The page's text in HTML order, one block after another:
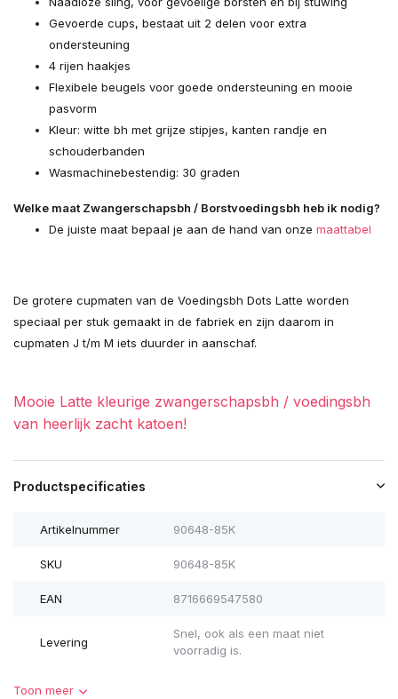
Gevoerde cups, bestaat uit 2 delen voor extra
ondersteuning
4 rijen haakjes
Flexibele beugels voor goede ondersteuning en mooie
pasvorm
Kleur: witte bh met grijze stipjes, kanten randje en
schouderbanden
Wasmachinebestendig: 30 graden
Welke maat Zwangerschapsbh / Borstvoedingsbh heb ik nodig?
De juiste maat bepaal je aan de hand van onze maattabel
De grotere cupmaten van de Voedingsbh Dots Latte worden
speciaal per stuk gemaakt in de fabriek en zijn daarom in
cupmaten J t/m M iets duurder in aanschaf.
Mooie Latte kleurige zwangerschapsbh / voedingsbh
van heerlijk zacht katoen!
Productspecificaties
Artikelnummer 90648-85K
SKU 90648-85K
EAN 8716669547580
Levering
Snel, ook als een maat niet
voorradig is.
Toon meer